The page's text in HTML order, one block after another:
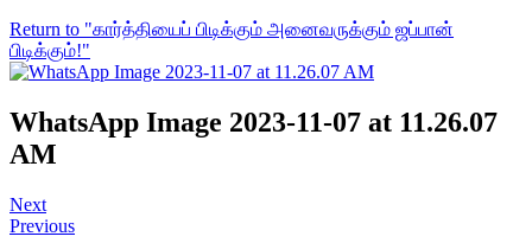
Return to "கார்த்தியைப் பிடிக்கும் அனைவருக்கும் ஜப்பான்
பிடிக்கும்!"
WhatsApp Image 2023-11-07 at 11.26.07
AM
Next
Previous